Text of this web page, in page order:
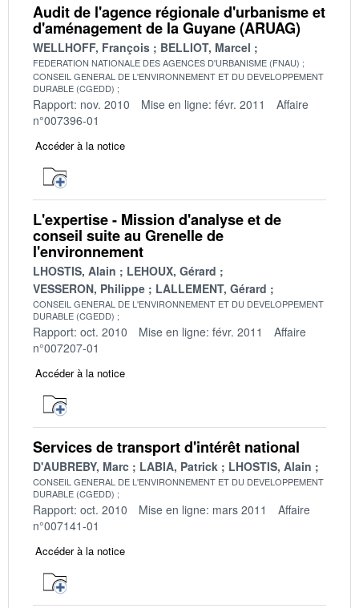
Audit de l'agence régionale d'urbanisme et
d'aménagement de la Guyane (ARUAG)
WELLHOFF, François BELLIOT, Marcel
FEDERATION NATIONALE DES AGENCES D'URBANISME (FNAU)
CONSEIL GENERAL DE L'ENVIRONNEMENT ET DU DEVELOPPEMENT
DURABLE (CGEDD)
Rapport: nov. 2010 Mise en ligne: févr. 2011
Affaire
n°007396-01
Accéder à la notice
L'expertise - Mission d'analyse et de
conseil suite au Grenelle de
l'environnement
LHOSTIS, Alain
LEHOUX, Gérard
VESSERON, Philippe
LALLEMENT, Gérard
CONSEIL GENERAL DE L'ENVIRONNEMENT ET DU DEVELOPPEMENT
DURABLE (CGEDD)
Rapport: oct. 2010 Mise en ligne: févr. 2011
Affaire
n°007207-01
Accéder à la notice
Services de transport d'intérêt national
D'AUBREBY, Marc LABIA, Patrick LHOSTIS, Alain
CONSEIL GENERAL DE L'ENVIRONNEMENT ET DU DEVELOPPEMENT
DURABLE (CGEDD)
Rapport: oct. 2010 Mise en ligne: mars 2011
Affaire
n°007141-01
Accéder à la notice